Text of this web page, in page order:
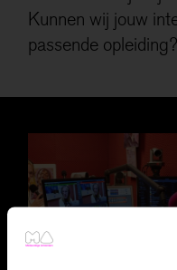
Kunnen wij jouw
passende
Analytische
verbeteren.
Als je onderdelen
misschien niet goed. Je
aanpassen.
Meer informatie